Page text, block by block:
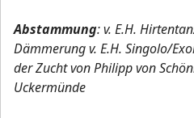
Abstammung: v. E.H.
Dämmerung v. E.H. Singolo/
der Zucht von Philipp von
Uckermünde